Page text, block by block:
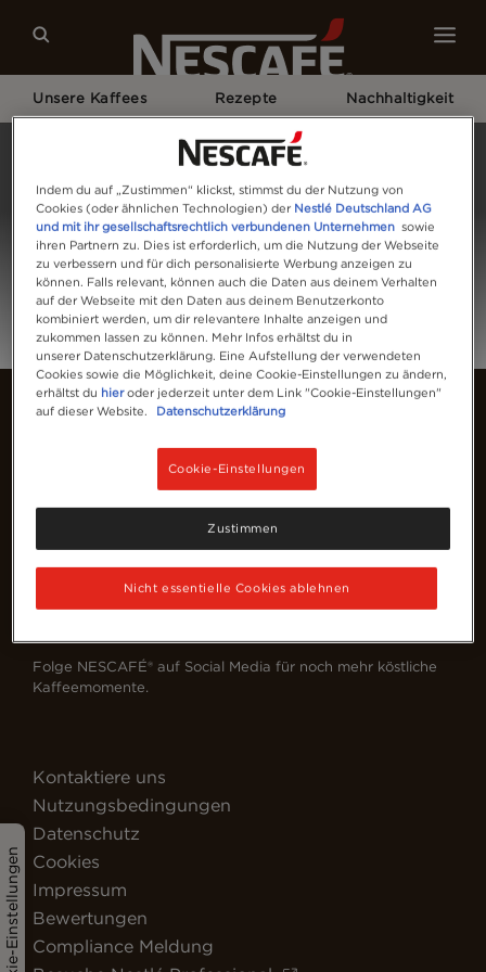
Unsere Kaffees Rezepte Nachhaltigkeit
Anmelden
Cookie-Einstellungen
Deutschland (Deutsch)
Folge NESCAFÉ® auf Social Media für noch mehr köstliche
Kaffeemomente.
Kontaktiere uns
Nutzungsbedingungen
Datenschutz
Cookies
Impressum
Bewertungen
Compliance Meldung
Indem du auf „Zustimmen“ klickst, stimmst du der Nutzung von
Cookies (oder ähnlichen Technologien) der Nestlé Deutschland AG
und mit ihr gesellschaftsrechtlich verbundenen Unternehmen sowie
ihren Partnern zu. Dies ist erforderlich, um die Nutzung der Webseite
zu verbessern und für dich personalisierte Werbung anzeigen zu
können. Falls relevant, können auch die Daten aus deinem Verhalten
auf der Webseite mit den Daten aus deinem Benutzerkonto
kombiniert werden, um dir relevantere Inhalte anzeigen und
zukommen lassen zu können. Mehr Infos erhältst du in
unserer Datenschutzerklärung. Eine Aufstellung der verwendeten
Cookies sowie die Möglichkeit, deine Cookie-Einstellungen zu ändern,
erhältst du hieroder jederzeit unter dem Link "Cookie-Einstellungen"
auf dieser Website.
Datenschutzerklärung
Cookie-Einstellungen
Nicht essentielle Cookies ablehnen
Zustimmen